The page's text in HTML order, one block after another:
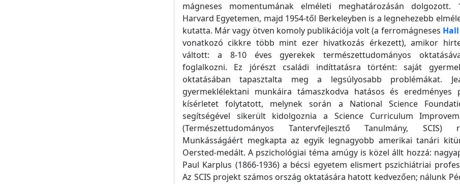
mágneses momentumának elméleti meghatározásán dolgozott.
Harvard Egyetemen, majd 1954-től Berkeleyben is a legnehezebb
kutatta. Már vagy ötven komoly publikációja volt (a ferromágneses Hall
vonatkozó cikkre több mint ezer hivatkozás érkezett), amikor
váltott: a 8-10 éves gyerekek természettudományos
foglalkozni. Ez jórészt családi indíttatásra történt: saját
oktatásában tapasztalta meg a legsúlyosabb problémákat.
gyermeklélektani munkáira támaszkodva hatásos és eredményes
kísérletet folytatott, melynek során a National Science
segítségével sikerült kidolgoznia a Science Curriculum
(Természettudományos Tantervfejlesztő Tanulmány, SCIS)
Munkásságáért megkapta az egyik legnagyobb amerikai tanári
Oersted-medált. A pszichológiai téma amúgy is közel állt hozzá:
Paul Karplus (1866-1936) a bécsi egyetem elismert pszichiátriai
Az SCIS projekt számos ország oktatására hatott kedvezően; nálunk